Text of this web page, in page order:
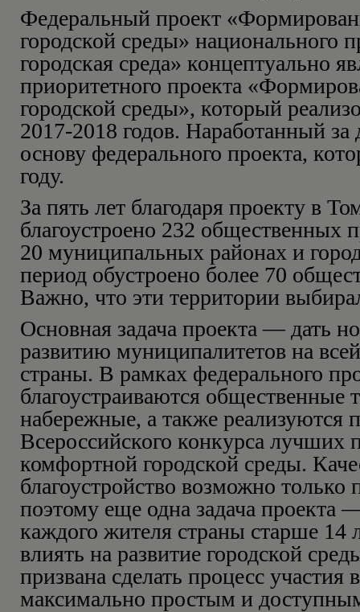
Федеральный проект
городской среды» национального
городская среда» концептуально
приоритетного проекта
городской среды», который
2017-2018 годов. Наработанный за
основу федерального проекта,
году.
За пять лет благодаря проекту в
благоустроено 232 общественных
20 муниципальных районах и
период обустроено более 70
Важно, что эти территории
Основная задача проекта — дать
развитию муниципалитетов на
страны. В рамках федерального
благоустраиваются общественные
набережные, а также реализуются
Всероссийского конкурса лучших
комфортной городской среды.
благоустройство возможно только
поэтому еще одна задача проекта
каждого жителя страны старше 14
влиять на развитие городской
призвана сделать процесс участия
максимально простым и